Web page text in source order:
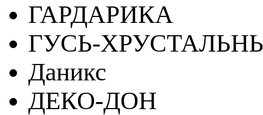
ГАРДАРИКА
ГУСЬ-
Даникс
ДЕКО-ДОН